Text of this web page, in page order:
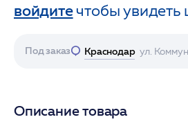
войдитечтобы увидеть
Под заказ Краснодар ул.
Описание товара